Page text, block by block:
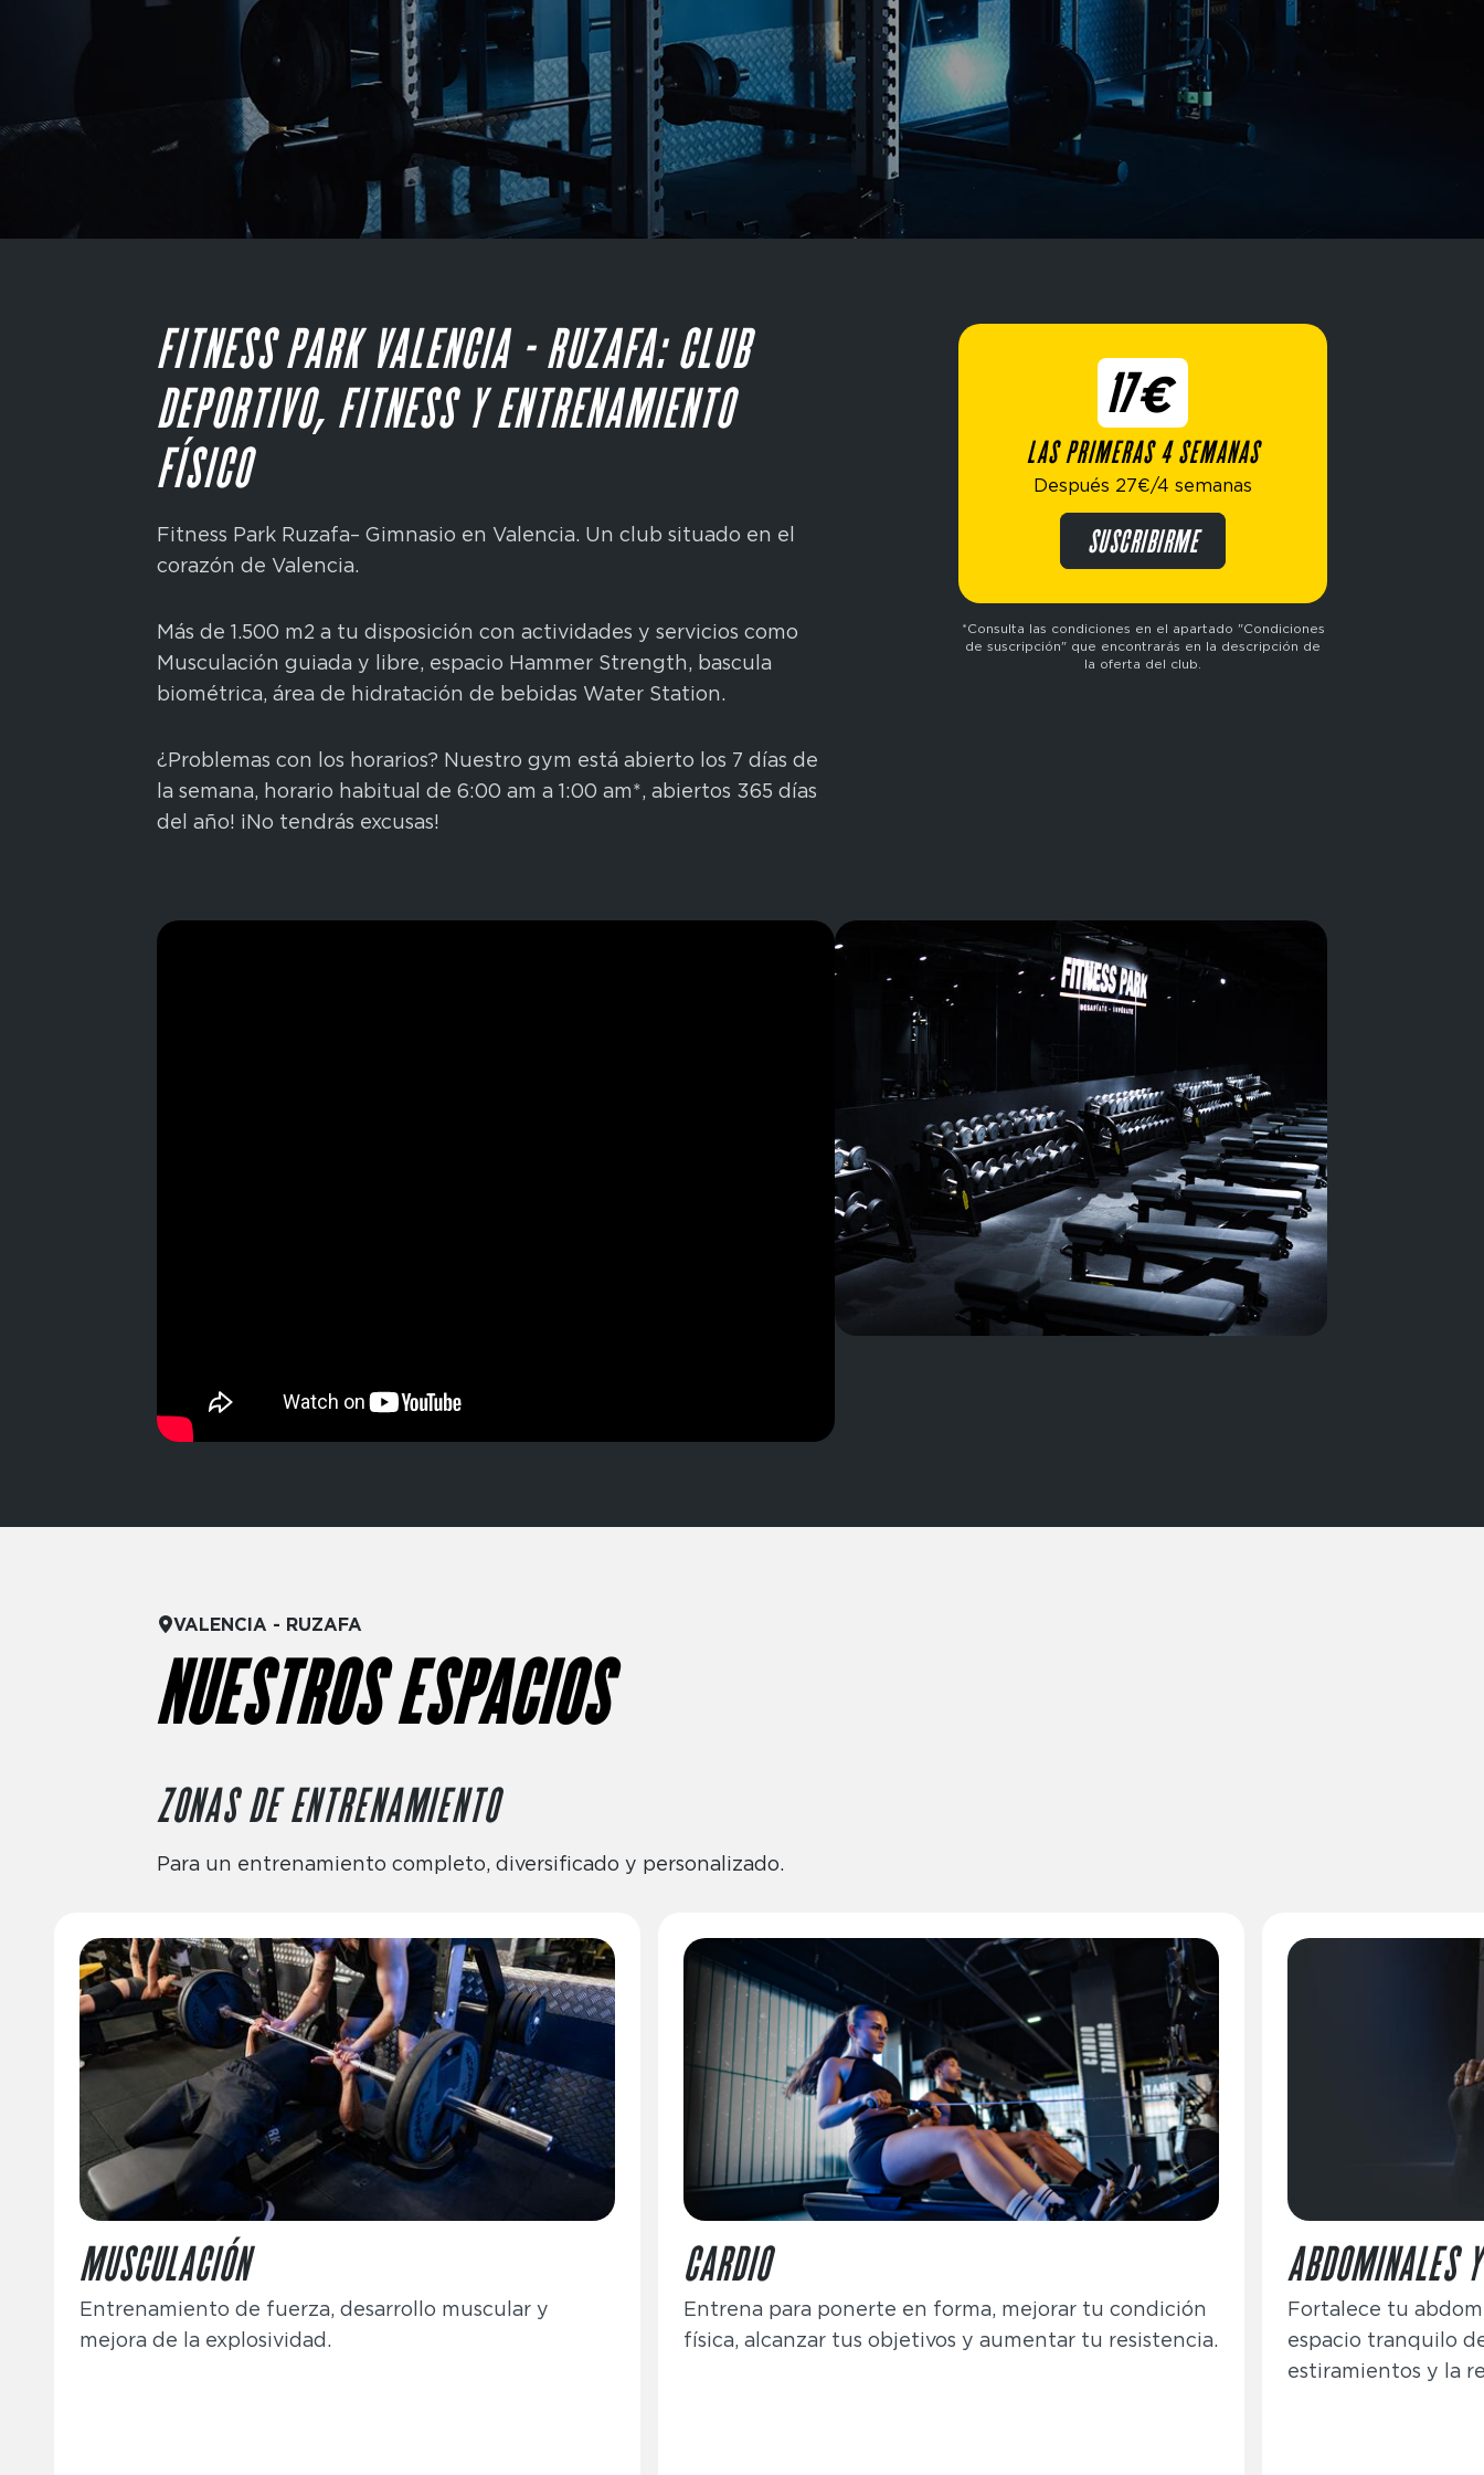
FITNESS PARK VALENCIA - RUZAFA: CLUB
DEPORTIVO, FITNESS Y ENTRENAMIENTO
FÍSICO
Fitness Park Ruzafa– Gimnasio en Valencia. Un club situado en el
corazón de Valencia.
Más de 1.500 m2 a tu disposición con actividades y servicios como
Musculación guiada y libre, espacio Hammer Strength, bascula
biométrica, área de hidratación de bebidas Water Station.
¿Problemas con los horarios? Nuestro gym está abierto los 7 días de
la semana, horario habitual de 6:00 am a 1:00 am*, abiertos 365 días
del año! ¡No tendrás excusas!
17€
LAS PRIMERAS 4 SEMANAS
Después 27€/4 semanas
SUSCRIBIRME
*Consulta las condiciones en el apartado "Condiciones
de suscripción" que encontrarás en la descripción de
la oferta del club.
VALENCIA - RUZAFA
NUESTROS ESPACIOS
ZONAS DE ENTRENAMIENTO
Para un entrenamiento completo, diversificado y personalizado.
Imagen
MUSCULACIÓN
Entrenamiento de fuerza, desarrollo muscular y
mejora de la explosividad.
Imagen
CARDIO
Entrena para ponerte en forma, mejorar tu condición
física, alcanzar tus objetivos y aumentar tu resistencia.
Imagen
ABDOMINALES
Fortalece tu
espacio tranquilo
estiramientos y la